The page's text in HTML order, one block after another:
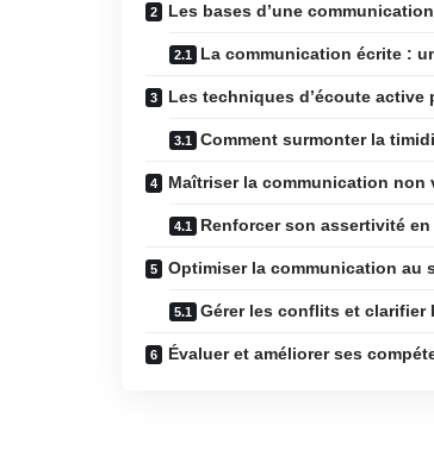
Les bases d’une
La communication écrite :
Les techniques d’écoute
Comment surmonter la
Maîtriser la communication non
Renforcer son assertivité
Optimiser la communication au
Gérer les conflits et clarifier
Évaluer et améliorer ses